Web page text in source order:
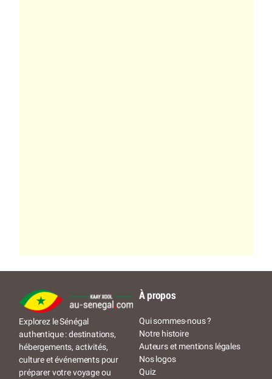
Explorez le Sénégal
authentique : destinations,
hébergements, activités,
culture et événements pour
préparer votre voyage ou
À propos
Qui sommes-nous ?
Notre histoire
Auteurs et mentions légales
Nos logos
Quiz